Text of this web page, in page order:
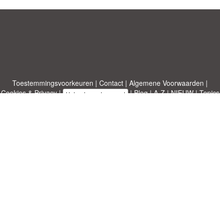
Toestemmingsvoorkeuren | Contact | Algemene Voorwaarden |
Cookies & Privacy| Upload een document |Blog|A-Z|NIEUW|Topics